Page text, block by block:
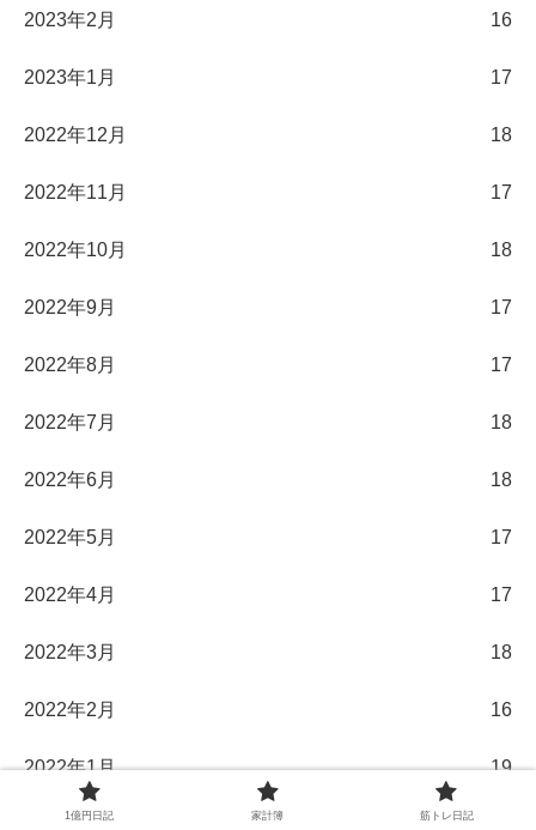
2023年2月 16
2023年1月 17
2022年12月 18
2022年11月 17
2022年10月 18
2022年9月 17
2022年8月 17
2022年7月 18
2022年6月 18
2022年5月 17
2022年4月 17
2022年3月 18
2022年2月 16
2022年1月 19
2021年12月
1億円日記 家計簿 筋トレ日記